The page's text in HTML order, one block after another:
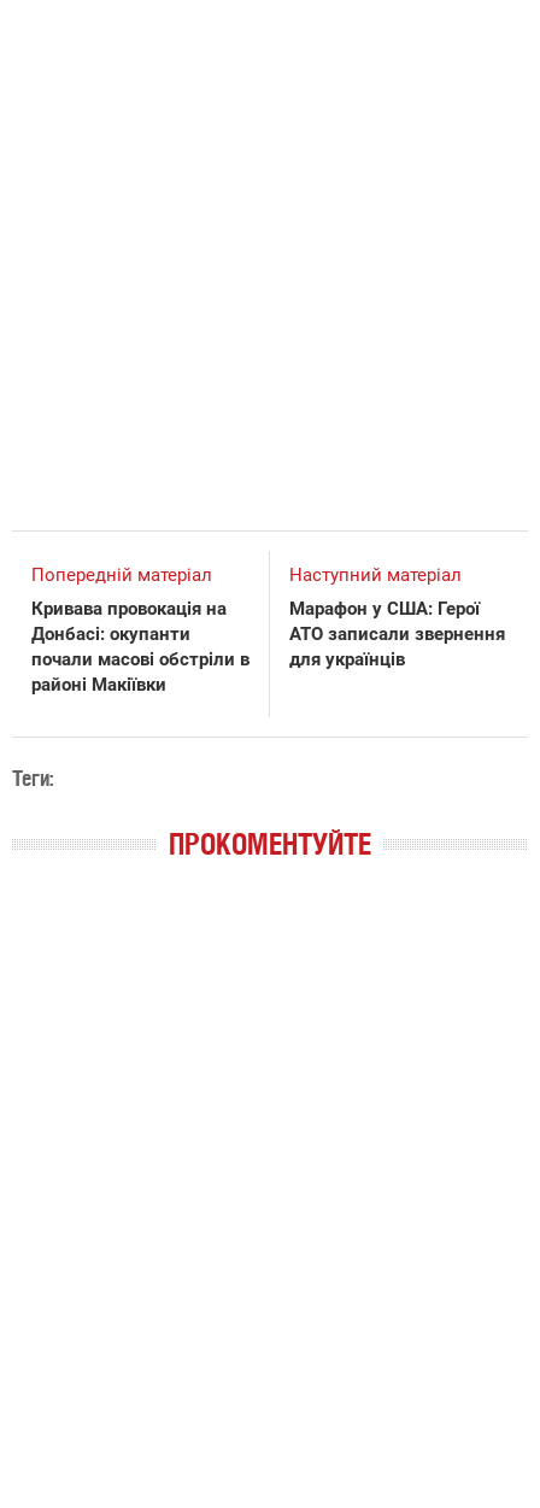
Попередній матеріал
Кривава провокація на
Донбасі: окупанти
почали масові обстріли в
районі Макіївки
Наступний матеріал
Марафон у США: Герої
АТО записали звернення
для українців
Теги:
ПРОКОМЕНТУЙТЕ